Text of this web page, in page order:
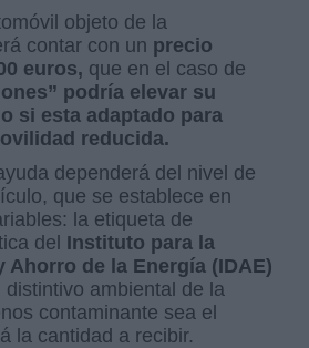
objeto de la
contar con un precio
euros, que en el caso de
podría elevar su
si esta adaptado para
reducida.
dependerá del nivel de
que se establece en
la etiqueta de
del Instituto para la
Ahorro de la Energía (IDAE)
ambiental de la
contaminante sea el
la cantidad a recibir.